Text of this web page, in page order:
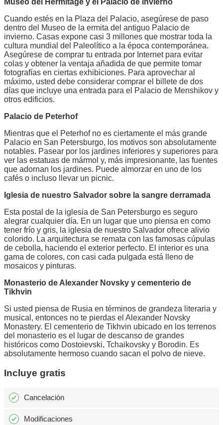
Museo del Hermitage y el Palacio de invierno
Cuando estés en la Plaza del Palacio, asegúrese de paso
dentro del Museo de la ermita del antiguo Palacio de
invierno. Casas expone casi 3 millones que mostrar toda la
cultura mundial del Paleolítico a la época contemporánea.
Asegúrese de comprar tu entrada por Internet para evitar
colas y obtener la ventaja añadida de que permite tomar
fotografías en ciertas exhibiciones. Para aprovechar al
máximo, usted debe considerar comprar el billete de dos
días que incluye una entrada para el Palacio de Menshikov y
otros edificios.
Palacio de Peterhof
Mientras que el Peterhof no es ciertamente el más grande
Palacio en San Petersburgo, los motivos son absolutamente
notables. Pasear por los jardines inferiores y superiores para
ver las estatuas de mármol y, más impresionante, las fuentes
que adornan los jardines. Puede almorzar en uno de los
cafés o incluso llevar un picnic.
Iglesia de nuestro Salvador sobre la sangre derramada
Esta postal de la iglesia de San Petersburgo es seguro
alegrar cualquier día. En un lugar que uno piensa en como
tener frío y gris, la iglesia de nuestro Salvador ofrece alivio
colorido. La arquitectura se remata con las famosas cúpulas
de cebolla, haciendo el exterior perfecto. El interior es una
gama de colores, con casi cada pulgada está lleno de
mosaicos y pinturas.
Monasterio de Alexander Novsky y cementerio de
Tikhvin
Si usted piensa de Rusia en términos de grandeza literaria y
musical, entonces no te pierdas el Alexander Novsky
Monastery. El cementerio de Tikhvin ubicado en los terrenos
del monasterio es el lugar de descanso de grandes
históricos como Dostoievski, Tchaikovsky y Borodin. Es
absolutamente hermoso cuando sacan el polvo de nieve.
Incluye gratis
Cancelación
Modificaciones